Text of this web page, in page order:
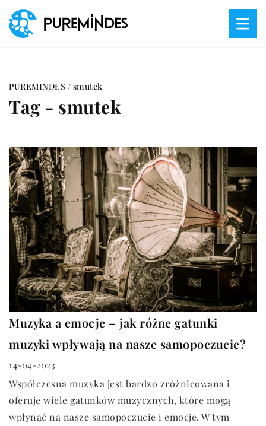
PUREMINDES / smutek
Tag - smutek
Muzyka a emocje – jak różne gatunki
muzyki wpływają na nasze samopoczucie?
14-04-2023
Współczesna muzyka jest bardzo zróżnicowana i
oferuje wiele gatunków muzycznych, które mogą
wpłynąć na nasze samopoczucie i emocje. W tym